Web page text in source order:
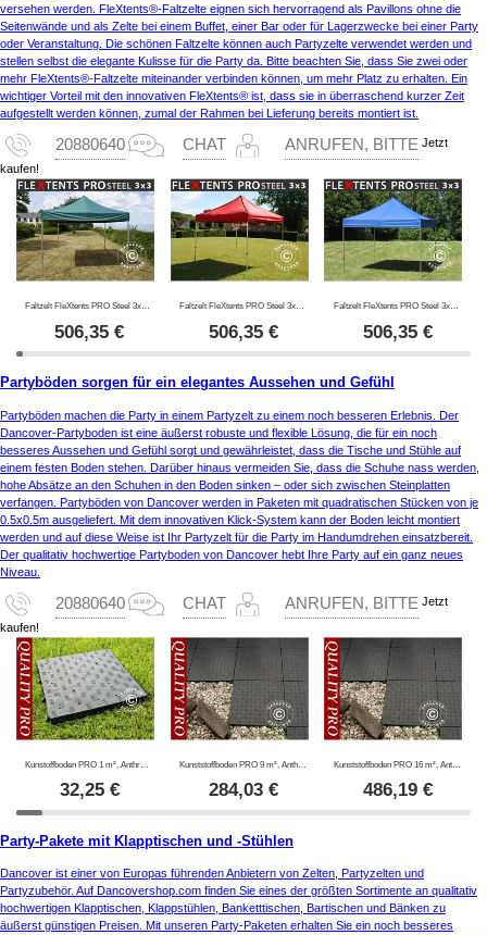
versehen werden. FleXtents®-Faltzelte eignen sich hervorragend als Pavillons ohne die
Seitenwände und als Zelte bei einem Buffet, einer Bar oder für Lagerzwecke bei einer Party
oder Veranstaltung. Die schönen Faltzelte können auch Partyzelte verwendet werden und
stellen selbst die elegante Kulisse für die Party da. Bitte beachten Sie, dass Sie zwei oder
mehr FleXtents®-Faltzelte miteinander verbinden können, um mehr Platz zu erhalten. Ein
wichtiger Vorteil mit den innovativen FleXtents® ist, dass sie in überraschend kurzer Zeit
aufgestellt werden können, zumal der Rahmen bei Lieferung bereits montiert ist.
20880640 CHAT ANRUFEN, BITTE Jetzt
kaufen!
Faltzelt FleXtents PRO Steel 3x3m Grün
506,35 €
Faltzelt FleXtents PRO Steel 3x3m Rot
506,35€
Faltzelt FleXtents PRO Steel 3x3m Blau
506,35€
Partyböden sorgen für ein elegantes Aussehen und Gefühl
Partyböden machen die Party in einem Partyzelt zu einem noch besseren Erlebnis. Der
Dancover-Partyboden ist eine äußerst robuste und flexible Lösung, die für ein noch
besseres Aussehen und Gefühl sorgt und gewährleistet, dass die Tische und Stühle auf
einem festen Boden stehen. Darüber hinaus vermeiden Sie, dass die Schuhe nass werden,
hohe Absätze an den Schuhen in den Boden sinken – oder sich zwischen Steinplatten
verfangen. Partyböden von Dancover werden in Paketen mit quadratischen Stücken von je
0.5x0.5m ausgeliefert. Mit dem innovativen Klick-System kann der Boden leicht montiert
werden und auf diese Weise ist Ihr Partyzelt für die Party im Handumdrehen einsatzbereit.
Der qualitativ hochwertige Partyboden von Dancover hebt Ihre Party auf ein ganz neues
Niveau.
20880640 CHAT ANRUFEN, BITTE Jetzt
kaufen!
Kunstoffboden PRO 1 m², Anthrazit (4 St.)
32,25€
Kunststoffboden PRO 9 m², Anthrazit
284,03€
Kunststoffboden PRO 16 m², Anthrazit
486,19€
Party-Pakete mit Klapptischen und -Stühlen
Dancover ist einer von Europas führenden Anbietern von Zelten, Partyzelten und
Partyzubehör. Auf Dancovershop.com finden Sie eines der größten Sortimente an qualitativ
hochwertigen Klapptischen, Klappstühlen, Banketttischen, Bartischen und Bänken zu
äußerst günstigen Preisen. Mit unseren Party-Paketen erhalten Sie ein noch besseres